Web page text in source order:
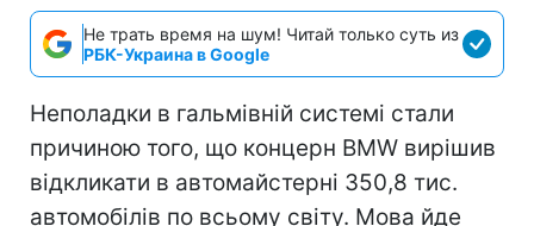
Не трать время на шум! Читай только суть из
РБК-Украина в Google
Неполадки в гальмівній системі стали
причиною того, що концерн BMW вирішив
відкликати в автомайстерні 350,8 тис.
автомобілів по всьому світу. Мова йде